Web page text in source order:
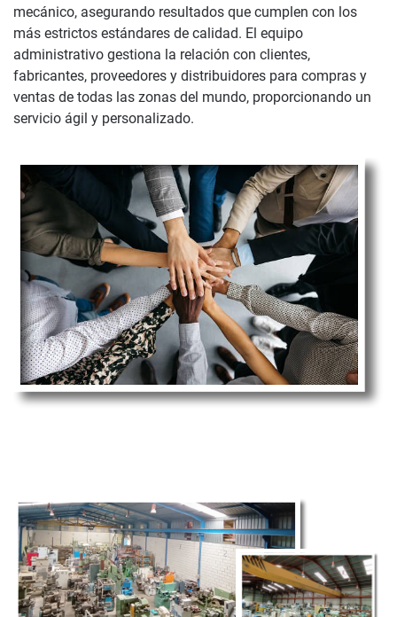
mecánico, asegurando resultados que cumplen con los
más estrictos estándares de calidad. El equipo
administrativo gestiona la relación con clientes,
fabricantes, proveedores y distribuidores para compras y
ventas de todas las zonas del mundo, proporcionando un
servicio ágil y personalizado.